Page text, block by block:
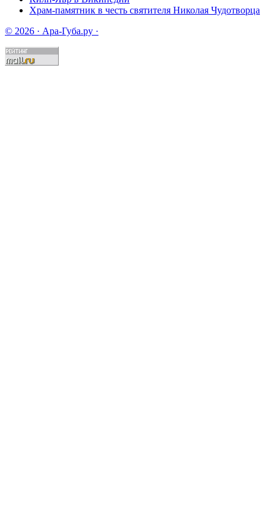
Храм-памятник в честь святителя Николая Чудотворца
© 2026 · Ара-Губа.ру ·